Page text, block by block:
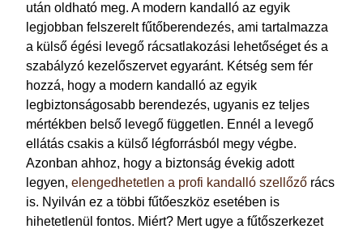
után oldható meg. A modern kandalló az egyik
legjobban felszerelt fűtőberendezés, ami tartalmazza
a külső égési levegő rácsatlakozási lehetőséget és a
szabályzó kezelőszervet egyaránt. Kétség sem fér
hozzá, hogy a modern kandalló az egyik
legbiztonságosabb berendezés, ugyanis ez teljes
mértékben belső levegő független. Ennél a levegő
ellátás csakis a külső légforrásból megy végbe.
Azonban ahhoz, hogy a biztonság évekig adott
legyen, elengedhetetlen a profi kandalló szellőző rács
is. Nyilván ez a többi fűtőeszköz esetében is
hihetetlenül fontos. Miért? Mert ugye a fűtőszerkezet